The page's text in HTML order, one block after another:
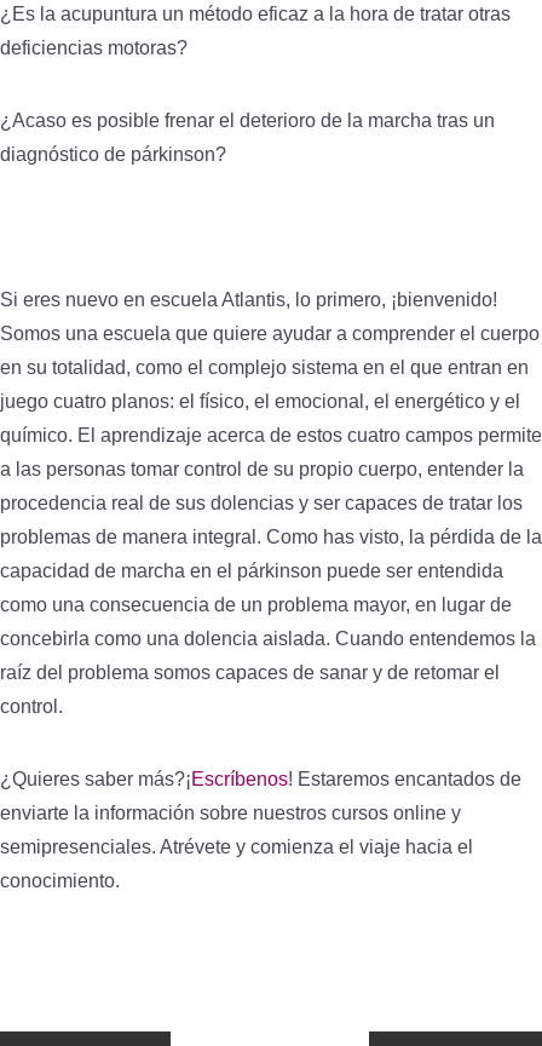
¿Es la acupuntura un método eficaz a la hora de tratar otras
deficiencias motoras?
¿Acaso es posible frenar el deterioro de la marcha tras un
diagnóstico de párkinson?
Si eres nuevo en escuela Atlantis, lo primero, ¡bienvenido!
Somos una escuela que quiere ayudar a comprender el cuerpo
en su totalidad, como el complejo sistema en el que entran en
juego cuatro planos: el físico, el emocional, el energético y el
químico. El aprendizaje acerca de estos cuatro campos permite
a las personas tomar control de su propio cuerpo, entender la
procedencia real de sus dolencias y ser capaces de tratar los
problemas de manera integral. Como has visto, la pérdida de la
capacidad de marcha en el párkinson puede ser entendida
como una consecuencia de un problema mayor, en lugar de
concebirla como una dolencia aislada. Cuando entendemos la
raíz del problema somos capaces de sanar y de retomar el
control.
¿Quieres saber más?¡Escríbenos! Estaremos encantados de
enviarte la información sobre nuestros cursos online y
semipresenciales. Atrévete y comienza el viaje hacia el
conocimiento.